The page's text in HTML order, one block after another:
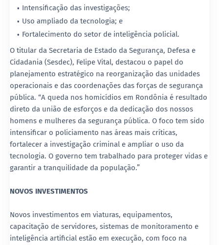
Intensificação das investigações;
Uso ampliado da tecnologia; e
Fortalecimento do setor de inteligência policial.
O titular da Secretaria de Estado da Segurança, Defesa e
Cidadania (Sesdec), Felipe Vital, destacou o papel do
planejamento estratégico na reorganização das unidades
operacionais e das coordenações das forças de segurança
pública. “A queda nos homicídios em Rondônia é resultado
direto da união de esforços e da dedicação dos nossos
homens e mulheres da segurança pública. O foco tem sido
intensificar o policiamento nas áreas mais críticas,
fortalecer a investigação criminal e ampliar o uso da
tecnologia. O governo tem trabalhado para proteger vidas e
garantir a tranquilidade da população.”
NOVOS INVESTIMENTOS
Novos investimentos em viaturas, equipamentos,
capacitação de servidores, sistemas de monitoramento e
inteligência artificial estão em execução, com foco na